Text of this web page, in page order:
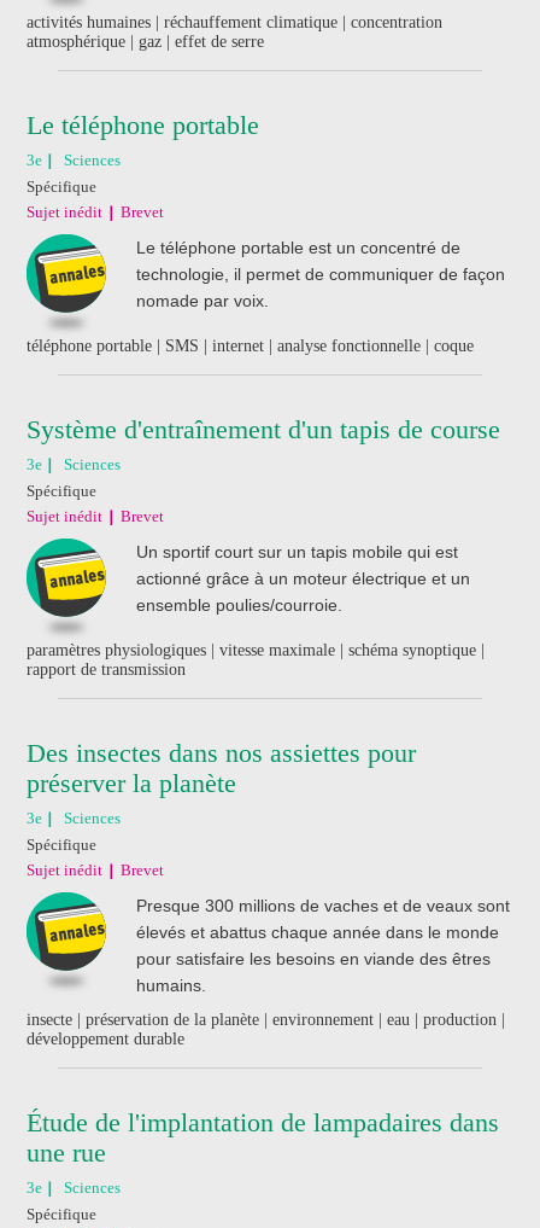
activités humaines | réchauffement climatique | concentration
atmosphérique | gaz | effet de serre
Le téléphone portable
3e
Sciences
Spécifique
Sujet inédit
Brevet
Le téléphone portable est un concentré de
technologie, il permet de communiquer de façon
nomade par voix.
téléphone portable | SMS | internet | analyse fonctionnelle | coque
Système d'entraînement d'un tapis de course
3e
Sciences
Spécifique
Sujet inédit
Brevet
Un sportif court sur un tapis mobile qui est
actionné grâce à un moteur électrique et un
ensemble poulies/courroie.
paramètres physiologiques | vitesse maximale | schéma synoptique |
rapport de transmission
Des insectes dans nos assiettes pour
préserver la planète
3e
Sciences
Spécifique
Sujet inédit
Brevet
Presque 300 millions de vaches et de veaux sont
élevés et abattus chaque année dans le monde
pour satisfaire les besoins en viande des êtres
humains.
insecte | préservation de la planète | environnement | eau | production |
développement durable
Étude de l'implantation de lampadaires dans
une rue
3e
Sciences
Spécifique